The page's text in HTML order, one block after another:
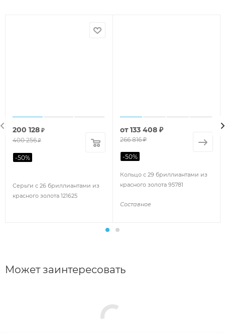
Серьги с 26 бриллиантами из
красного золота 121625
200 128 ₽
400 256₽
-50%
Кольцо с 29 бриллиантами из
красного золота 95781
Составное
от133 408 ₽
266 816 ₽
-50%
Может заинтересовать